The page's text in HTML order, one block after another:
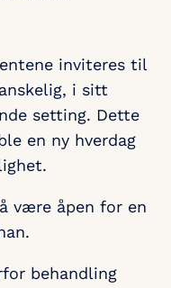
inviteres til
i sitt
setting. Dette
en ny hverdag
være åpen for en
behandling